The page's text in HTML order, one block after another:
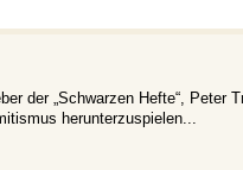
der „Schwarzen Hefte“, Peter
herunterzuspielen...